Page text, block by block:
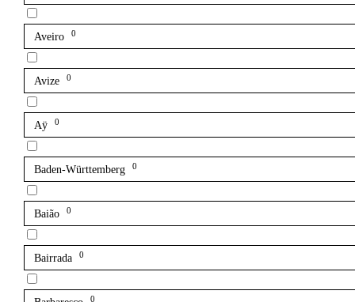
Aveiro 0
Avize 0
Aÿ 0
Baden-Württemberg 0
Baião 0
Bairrada 0
0